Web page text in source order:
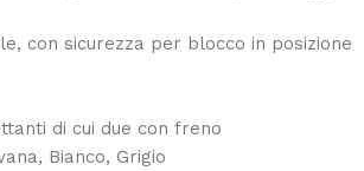
con sicurezza per blocco in posizione
di cui due con freno
Bianco, Grigio